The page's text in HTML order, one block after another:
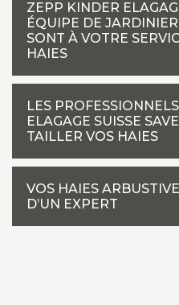
ZEPP KINDER
ÉQUIPE DE
SONT À VOTRE
HAIES
LES
ELAGAGE SUISSE
TAILLER VOS HAIES
VOS HAIES
D’UN EXPERT